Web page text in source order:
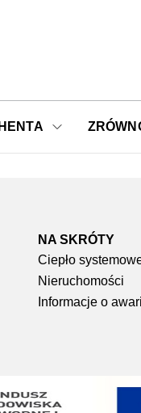
NA SKRÓTY​
Ciepło
Nieruchomości
Informacje o